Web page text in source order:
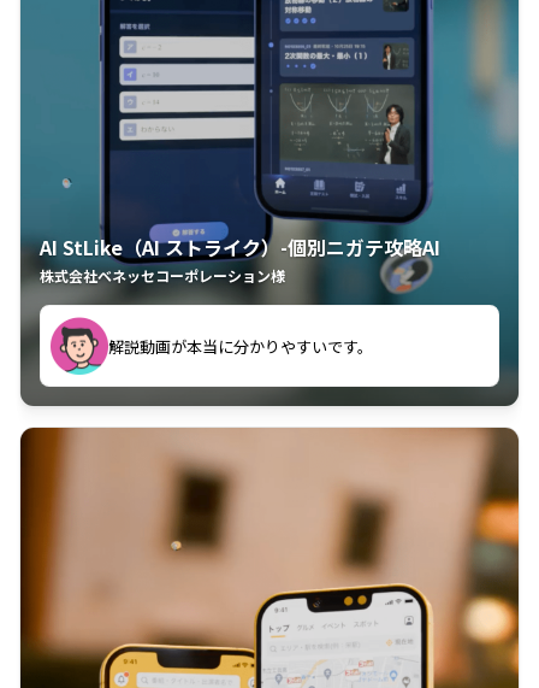
AI StLike（AI ストライク）-個別ニガテ攻略AI
株式会社ベネッセコーポレーション様
古文漢文を主に使わせていただいているが、復習する
のに非常に役立っている。
解説動画が本当に分かりやすいです。